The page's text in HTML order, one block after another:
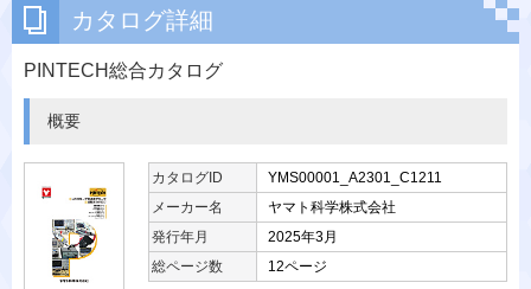
カタログ詳細
PINTECH総合カタログ
概要
カタログID
YMS00001_A2301_C1211
メーカー名
ヤマト科学株式会社
発行年月
2025年3月
総ページ数
12ページ